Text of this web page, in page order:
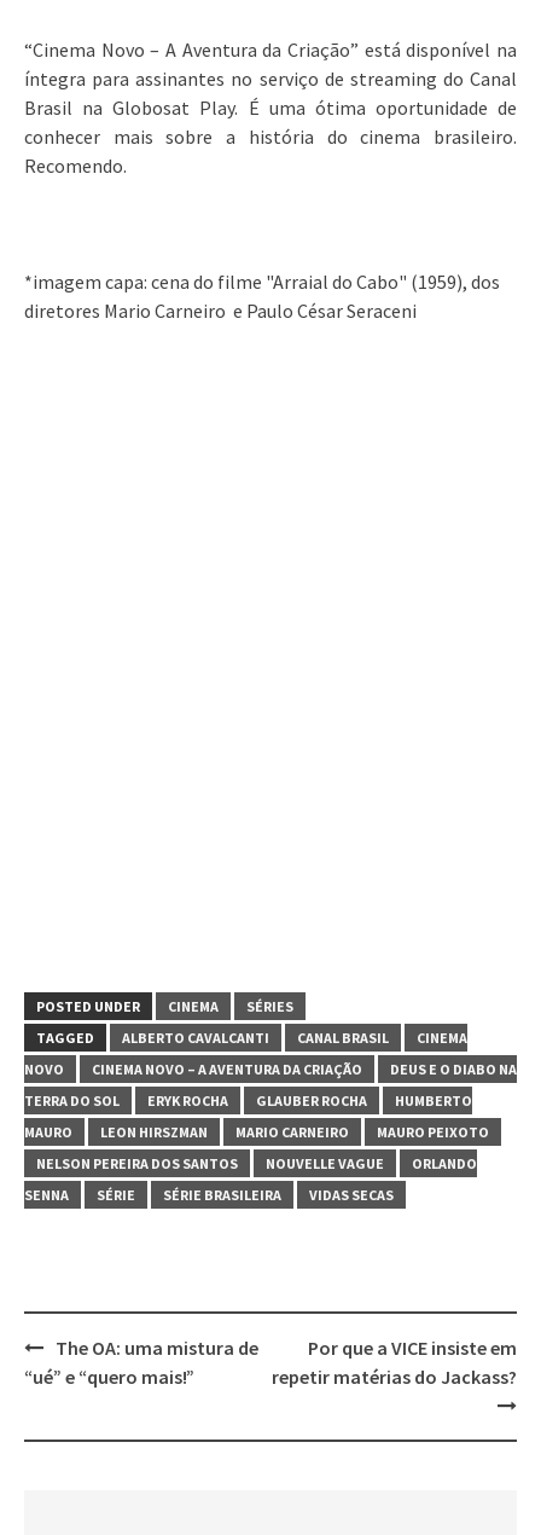
“Cinema Novo – A Aventura da Criação” está disponível na
íntegra para assinantes no serviço de streaming do Canal
Brasil na Globosat Play. É uma ótima oportunidade de
conhecer mais sobre a história do cinema brasileiro.
Recomendo.
*imagem capa: cena do filme "Arraial do Cabo" (1959), dos
diretores Mario Carneiro e Paulo César Seraceni
POSTED UNDER CINEMA
SÉRIES
TAGGED
ALBERTO CAVALCANTI CANAL BRASIL
CINEMA
NOVO
CINEMA NOVO – A AVENTURA DA CRIAÇÃO
DEUS E O DIABO NA
TERRA DO SOL
ERYK ROCHA GLAUBER ROCHA
HUMBERTO
MAURO
LEON HIRSZMAN MARIO CARNEIRO
MAURO PEIXOTO
NELSON PEREIRA DOS SANTOS
NOUVELLE VAGUE
ORLANDO
SENNA
SÉRIE SÉRIE BRASILEIRA VIDAS SECAS
Post
The OA: uma mistura de
“ué” e “quero mais!”
Por que a VICE insiste em
repetir matérias do Jackass?